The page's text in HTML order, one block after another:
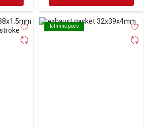
Tallinna poes
Tallinna poes